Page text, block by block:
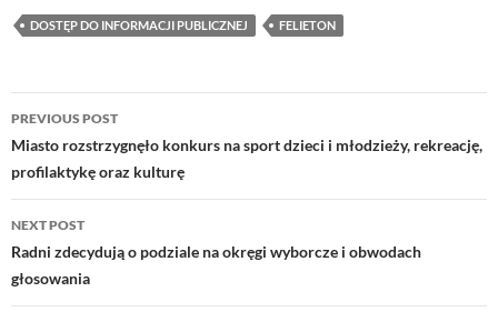
DOSTĘP DO INFORMACJI PUBLICZNEJ FELIETON
Post
navigation
PREVIOUS POST
Miasto rozstrzygnęło konkurs na sport dzieci i młodzieży, rekreację,
profilaktykę oraz kulturę
NEXT POST
Radni zdecydują o podziale na okręgi wyborcze i obwodach
głosowania